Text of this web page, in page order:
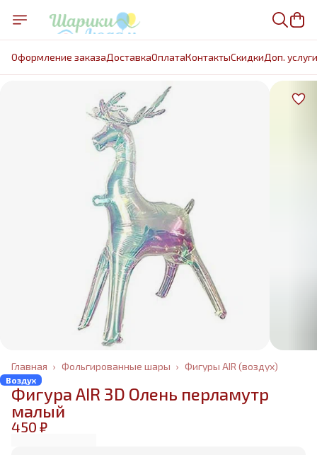
Оформление заказаДоставкаОплатаКонтактыCкидкиДоп. услуги
Фигуры AIR (воздух)
Фольгированные шары ›
Главная ›
Воздух
Фигура AIR 3D Олень перламутр
малый
450 ₽